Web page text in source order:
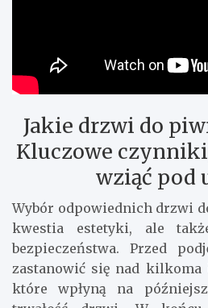
Jakie drzwi do
Kluczowe
wziąć pod
Wybór odpowiednich drzwi
kwestia estetyki, ale
bezpieczeństwa. Przed
zastanowić się nad
które wpłyną na